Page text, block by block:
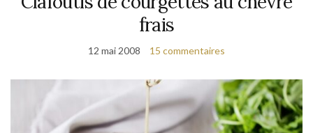
frais
12 mai 2008 15 commentaires